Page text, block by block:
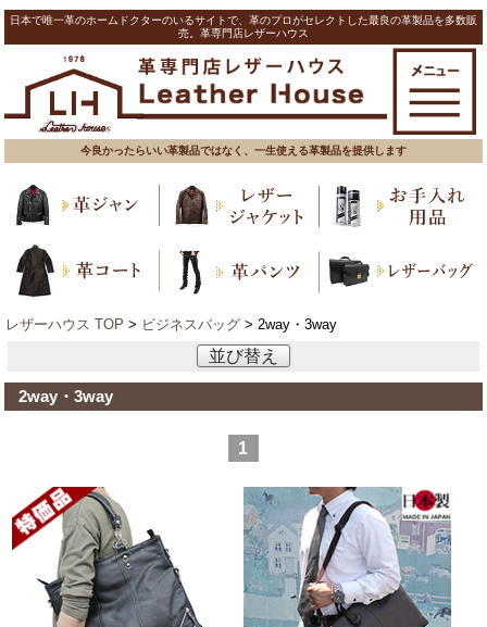
日本で唯一革のホームドクターのいるサイトで、革のプロがセレクトした最良の革製品を多数販
売。革専門店レザーハウス
今良かったらいい革製品ではなく、一生使える革製品を提供します
レザーハウス TOP > ビジネスバッグ > 2way・3way
並び替え
2way・3way
1